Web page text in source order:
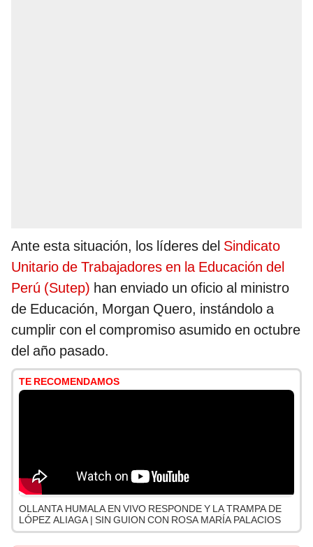
Ante esta situación, los líderes del Sindicato
Unitario de Trabajadores en la Educación del
Perú (Sutep) han enviado un oficio al ministro
de Educación, Morgan Quero, instándolo a
cumplir con el compromiso asumido en octubre
del año pasado.
TE RECOMENDAMOS
OLLANTA HUMALA EN VIVO RESPONDE Y LA TRAMPA DE
LÓPEZ ALIAGA | SIN GUION CON ROSA MARÍA PALACIOS